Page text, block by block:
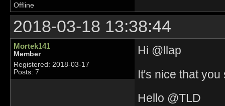
Offline
2018-03-18 13:38:44
Mortek141
Member
Registered: 2018-03-17
Posts: 7
Hi @llap
It's nice that
Hello @TLD